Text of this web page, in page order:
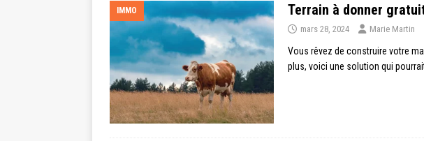
IMMO Terrain à donner
mars 28, 2024 Marie Martin
Vous rêvez de construire votre
plus, voici une solution qui